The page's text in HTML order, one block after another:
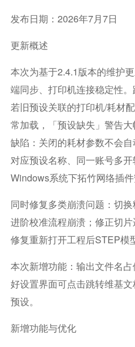
发布日期：2026年7月7日
更新概述
本次为基于2.4.1版本的维护
端同步、打印机连接稳定性
若旧预设关联的打印机/耗材
常加载，「预设缺失」警告
缺陷：关闭的耗材参数不会
对应预设名称、同一账号多开
Windows系统下拓竹网络插
同时修复多类崩溃问题：切
进阶校准流程崩溃；修正切
修复重新打开工程后STEP模
本次新增功能：输出文件名
好设置界面可点击跳转维基
预设。
新增功能与优化